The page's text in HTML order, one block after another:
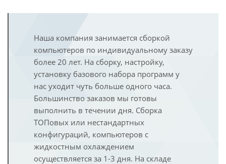
Наша компания занимается сборкой
компьютеров по индивидуальному заказу
более 20 лет. На сборку, настройку,
установку базового набора программ у
нас уходит чуть больше одного часа.
Большинство заказов мы готовы
выполнить в течении дня. Сборка
ТОПовых или нестандартных
конфигураций, компьютеров с
жидкостным охлаждением
осуществляется за 1-3 дня. На складе